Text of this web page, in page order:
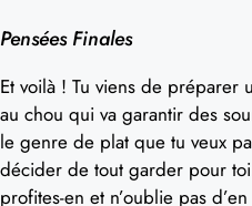
Pensées Finales
Et voilà ! Tu viens de
au chou qui va garantir des
le genre de plat que tu veux
décider de tout garder pour
profites-en et n’oublie pas